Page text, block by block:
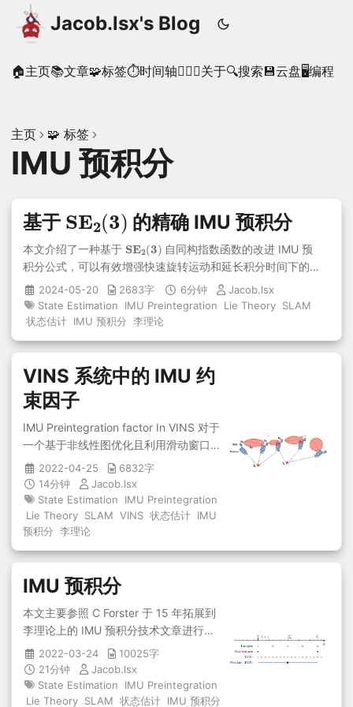
Jacob.lsx's Blog
🏠主页📚文章🧩标签⏱时间轴🙋🏻‍♂️关于🔍搜索💾云盘🖥️编程
主页 🧩 标签
IMU 预积分
基于 SE2 (3
) 的精确 IMU 预积分
本文介绍了一种基于 SE2 (3) 自同构指数函数的改进 IMU 预
积分公式，可以有效增强快速旋转运动和延长积分时间下的跟
踪性能。...
2024-05-20 2683字 6分钟
Jacob.lsx
State Estimation
IMU Preintegration Lie Theory SLAM
状态估计 IMU 预积分 李理论
VINS 系统中的 IMU 约
束因子
IMU Preintegration factor In VINS 对于
一个基于非线性图优化且利用滑动窗口
固定计算量的紧耦合视觉惯导里程计，
在求解 Bundle Adjustment 里有一项
IMU 预积分测量残差项（点击这里）。
VINS-Mono1 中 IMU 预积分的算法可以
参照该文章2。在 VINS 系统里 IMU 约束
因子如下： ...
2022-04-25
6832字
14分钟
Jacob.lsx
State Estimation
IMU Preintegration
Lie Theory SLAM VINS 状态估计 IMU
预积分 李理论
IMU 预积分
本文主要参照 C Forster 于 15 年拓展到
李理论上的 IMU 预积分技术文章进行推
导演绎...
2022-03-24
10025字
21分钟
Jacob.lsx
State Estimation
IMU Preintegration
Lie Theory SLAM 状态估计 IMU 预积分